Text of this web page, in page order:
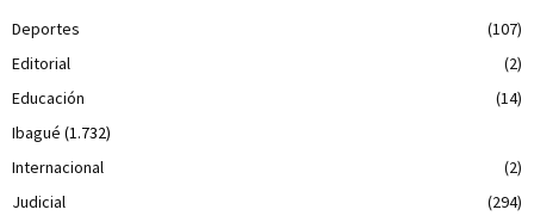
Deportes
(107)
Editorial
(2)
Educación
(14)
Ibagué (1.732)
Internacional
(2)
Judicial
(294)